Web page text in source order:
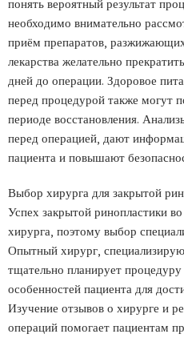
понять вероятный результат
необходимо внимательно
приём препаратов,
лекарства желательно
дней до операции. Здоровое
перед процедурой также могут
периоде восстановления.
перед операцией, дают
пациента и повышают
Выбор хирурга для закрытой
Успех закрытой ринопластики
хирурга, поэтому выбор
Опытный хирург,
тщательно планирует
особенностей пациента для
Изучение отзывов о хирурге и
операций помогает пациентам